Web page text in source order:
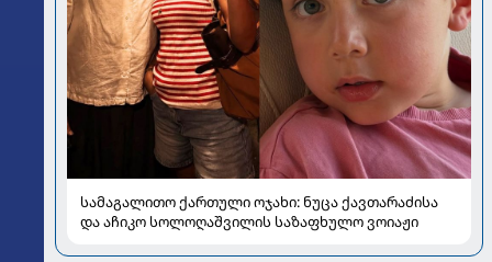
სამაგალითო ქართული ოჯახი: ნუცა ქავთარაძისა
და აჩიკო სოლოღაშვილის საზაფხულო ვოიაჟი